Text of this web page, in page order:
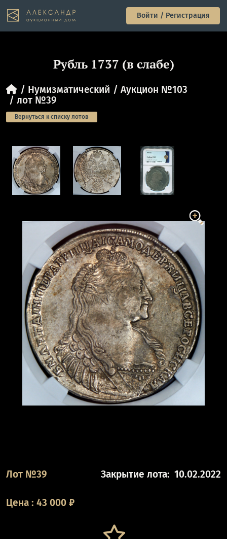
Войти / Регистрация
Рубль 1737 (в слабе)
Нумизматический
Аукцион №103
лот №39
Вернуться к списку лотов
Лот №39 Закрытие лота: 10.02.2022
Цена : 43 000 ₽